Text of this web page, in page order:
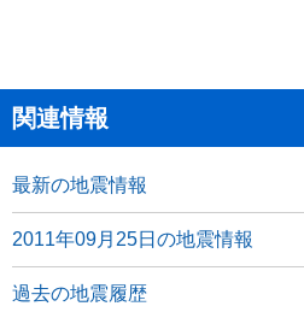
関連情報
最新の地震情報
2011年09月25日の地震情報
過去の地震履歴